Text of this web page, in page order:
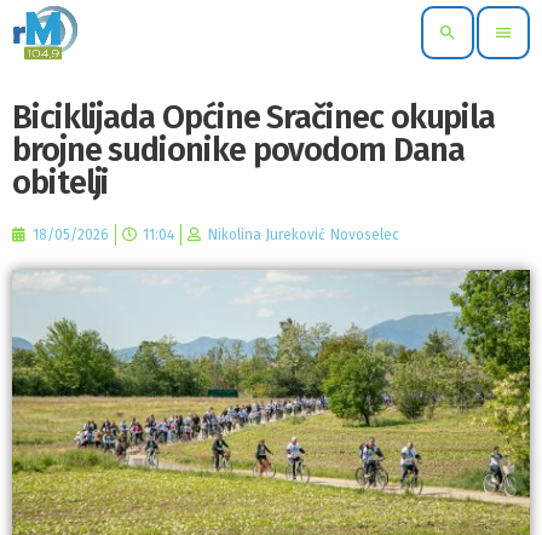
search menu
Biciklijada Općine Sračinec okupila
brojne sudionike povodom Dana
obitelji
18/05/2026 11:04 Nikolina Jureković Novoselec